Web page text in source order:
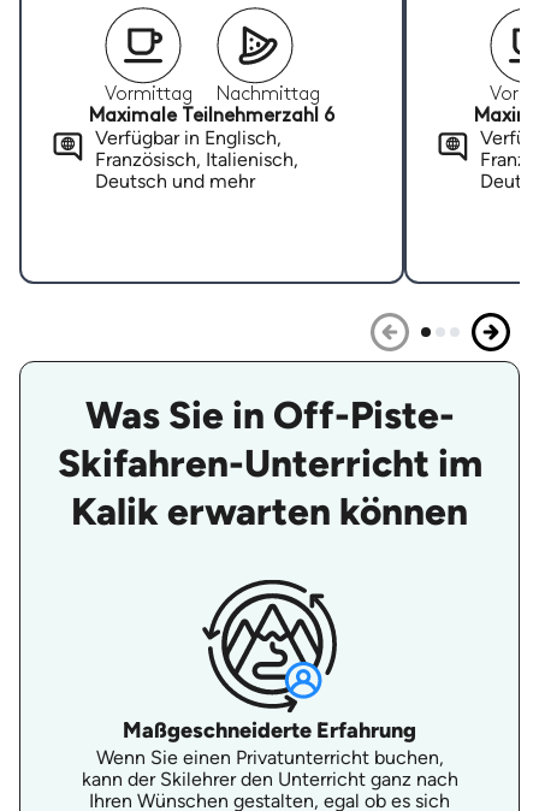
Vormittag
Nachmittag
Maximale Teilnehmerzahl 6
Verfügbar in Englisch,
Französisch, Italienisch,
Deutsch und mehr
Was Sie in Off-Piste-
Skifahren-Unterricht im
Kalik erwarten können
Maßgeschneiderte Erfahrung
Wenn Sie einen Privatunterricht buchen,
kann der Skilehrer den Unterricht ganz nach
Ihren Wünschen gestalten, egal ob es sich